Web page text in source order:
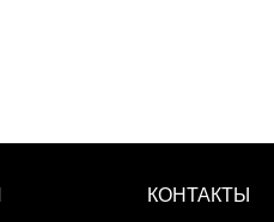
КОНТАКТЫ